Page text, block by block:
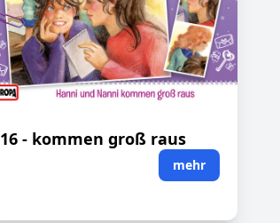
16 - kommen groß raus
mehr